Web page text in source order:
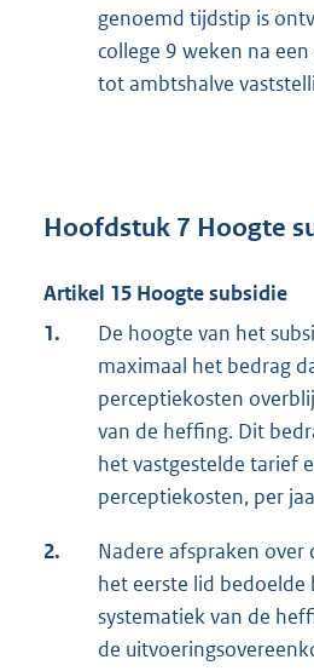
genoemd tijdstip is
college 9 weken na
tot ambtshalve
Hoofdstuk 7 Hoogte
Artikel 15 Hoogte subsidie
1.
De hoogte van het
maximaal het bedrag
perceptiekosten
van de heffing. Dit
het vastgestelde tarief
perceptiekosten, per
2.
Nadere afspraken
het eerste lid bedoelde
systematiek van de
de